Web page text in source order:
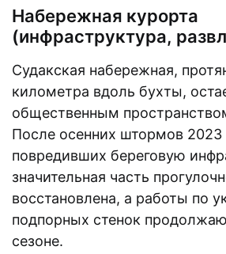
Набережная курорта
(инфраструктура,
Судакская набережная,
километра вдоль бухты,
общественным
После осенних штормов 2023
повредивших береговую
значительная часть
восстановлена, а работы по
подпорных стенок
сезоне.